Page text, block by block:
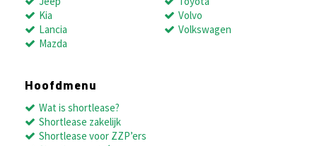
Kia
Lancia
Mazda
Volvo
Volkswagen
Hoofdmenu
Wat is shortlease?
Shortlease zakelijk
Shortlease voor ZZP’ers